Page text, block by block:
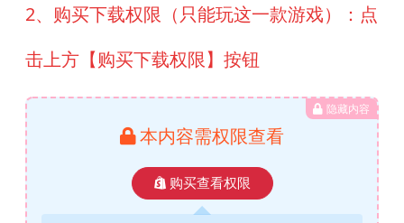
2、购买下载权限（只能玩这一款游戏）：点
击上方【购买下载权限】按钮
隐藏内容
本内容需权限查看
购买查看权限